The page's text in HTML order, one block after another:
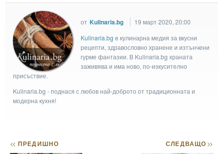
от Kulinaria.bg
19 март 2020, 20:00
Kulinaria.bg e кулинарна медия за вкусни
рецепти, здравословно хранене и изтънчени
гурме фантазии. В Kulinaria.bg храната
заживява и има ново, по-изкусително
присъствие.
Kulinaria.bg - поднася с любов най-доброто от традиционната и
модерна кухня!
<< ПРЕДИШНО СЛЕДВАЩО>>